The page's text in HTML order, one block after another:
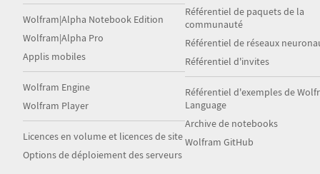
Wolfram|Alpha Notebook Edition
Wolfram|Alpha Pro
Applis mobiles
Wolfram Engine
Wolfram Player
Licences en volume et licences de site
Options de déploiement des serveurs
Référentiel de paquets de la
communauté
Référentiel de réseaux
Référentiel d'invites
Référentiel d'exemples de
Language
Archive de notebooks
Wolfram GitHub